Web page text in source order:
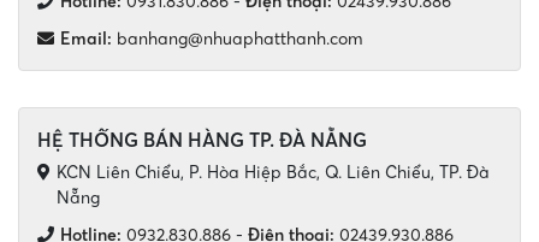
Email: banhang@nhuaphatthanh.com
HỆ THỐNG BÁN HÀNG TP. ĐÀ NẴNG
KCN Liên Chiểu, P. Hòa Hiệp Bắc, Q. Liên Chiểu, TP. Đà
Nẵng
Hotline: 0932.830.886 - Điện thoại: 02439.930.886